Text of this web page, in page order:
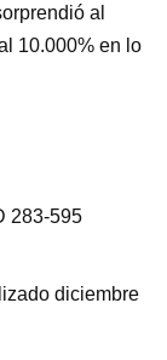
al
10.000% en lo
283-595
diciembre